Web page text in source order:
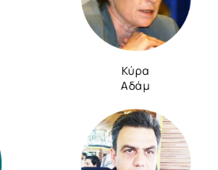
Κύρα
Αδάμ